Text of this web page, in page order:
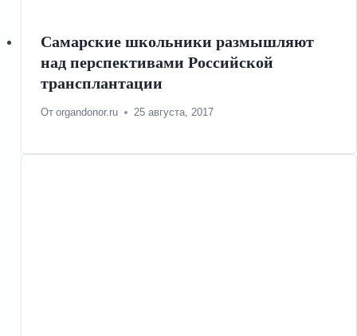
Самарские школьники размышляют
над перспективами Российской
трансплантации
От organdonor.ru 25 августа, 2017